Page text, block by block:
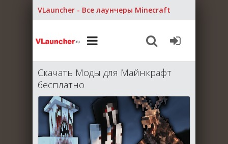
VLauncher - Все лаунчеры Minecraft
Скачать Моды для Майнкрафт
бесплатно